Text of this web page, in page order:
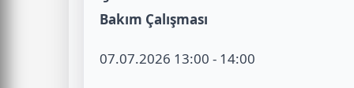
Bakım Çalışması
07.07.2026 13:00 - 14:00